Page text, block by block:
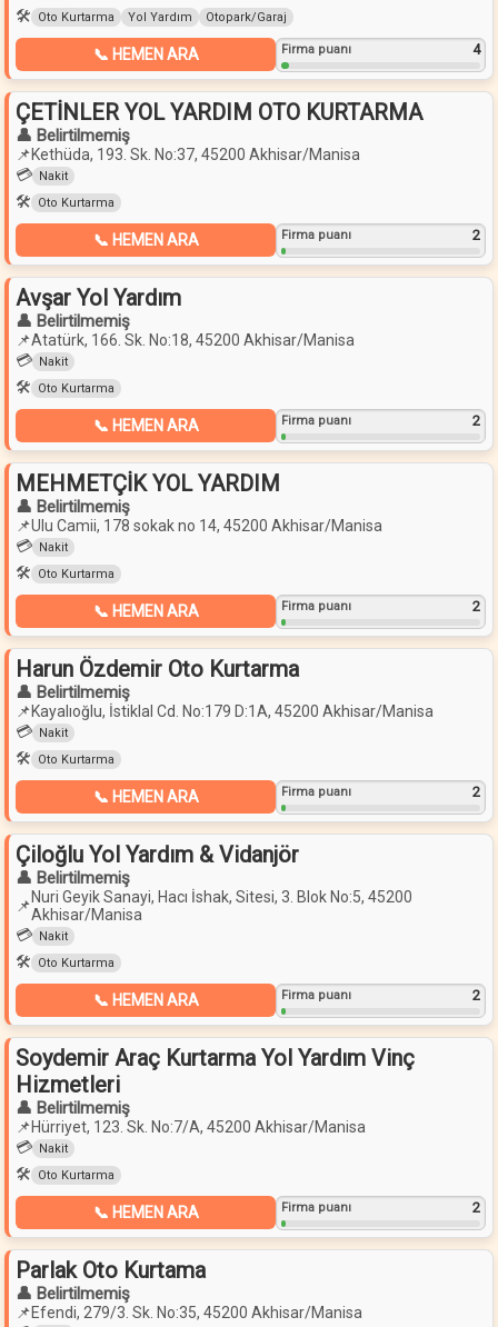
🛠️ Oto Kurtarma Yol Yardım Otopark/Garaj
📞 HEMEN ARA Firma puanı 4
ÇETİNLER YOL YARDIM OTO KURTARMA
👤 Belirtilmemiş
📌Kethüda, 193. Sk. No:37, 45200 Akhisar/Manisa
💳 Nakit
🛠️ Oto Kurtarma
📞 HEMEN ARA Firma puanı 2
Avşar Yol Yardım
👤 Belirtilmemiş
📌Atatürk, 166. Sk. No:18, 45200 Akhisar/Manisa
💳 Nakit
🛠️ Oto Kurtarma
📞 HEMEN ARA Firma puanı 2
MEHMETÇİK YOL YARDIM
👤 Belirtilmemiş
📌Ulu Camii, 178 sokak no 14, 45200 Akhisar/Manisa
💳 Nakit
🛠️ Oto Kurtarma
📞 HEMEN ARA Firma puanı 2
Harun Özdemir Oto Kurtarma
👤 Belirtilmemiş
📌Kayalıoğlu, İstiklal Cd. No:179 D:1A, 45200 Akhisar/Manisa
💳 Nakit
🛠️ Oto Kurtarma
📞 HEMEN ARA Firma puanı 2
Çiloğlu Yol Yardım & Vidanjör
👤 Belirtilmemiş
📌Nuri Geyik Sanayi, Hacı İshak, Sitesi, 3. Blok No:5, 45200
Akhisar/Manisa
💳 Nakit
🛠️ Oto Kurtarma
📞 HEMEN ARA Firma puanı 2
Soydemir Araç Kurtarma Yol Yardım Vinç
Hizmetleri
👤 Belirtilmemiş
📌Hürriyet, 123. Sk. No:7/A, 45200 Akhisar/Manisa
💳 Nakit
🛠️ Oto Kurtarma
📞 HEMEN ARA Firma puanı 2
Parlak Oto Kurtama
👤 Belirtilmemiş
📌Efendi, 279/3. Sk. No:35, 45200 Akhisar/Manisa